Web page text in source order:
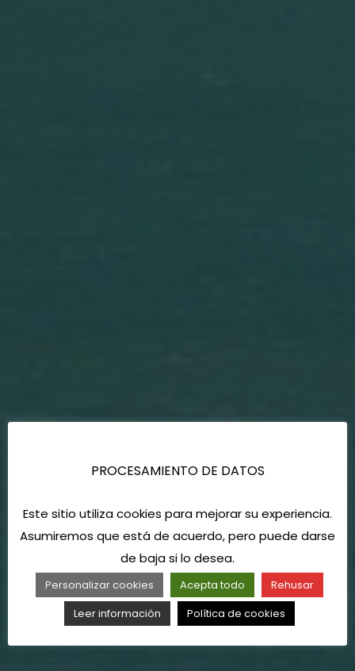
PROCESAMIENTO DE DATOS
Este sitio utiliza cookies para mejorar su experiencia.
Asumiremos que está de acuerdo, pero puede darse
de baja si lo desea.
Personalizar cookies Acepta todo
Rehusar
Leer información
Política de cookies